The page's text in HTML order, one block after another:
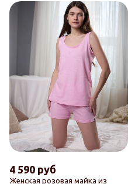
Женская розовая майка из
4 590 руб